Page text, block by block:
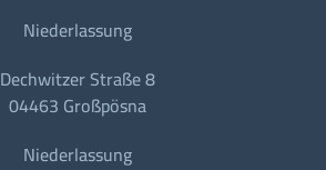
Niederlassung
Dechwitzer Straße 8
04463 Großpösna
Niederlassung